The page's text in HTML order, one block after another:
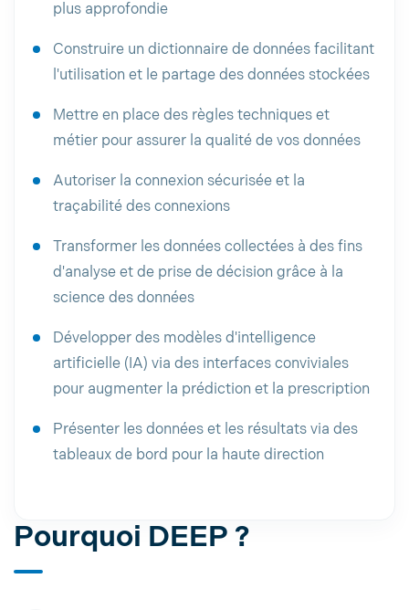
plus approfondie
Construire un dictionnaire de données facilitant
l'utilisation et le partage des données stockées
Mettre en place des règles techniques et
métier pour assurer la qualité de vos données
Autoriser la connexion sécurisée et la
traçabilité des connexions
Transformer les données collectées à des fins
d'analyse et de prise de décision grâce à la
science des données
Développer des modèles d'intelligence
artificielle (IA) via des interfaces conviviales
pour augmenter la prédiction et la prescription
Présenter les données et les résultats via des
tableaux de bord pour la haute direction
Pourquoi DEEP ?